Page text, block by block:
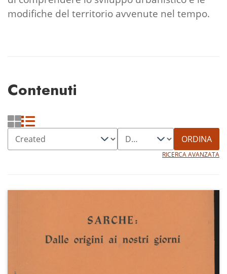
modifiche del territorio avvenute nel tempo.
Contenuti
ORDINA
RICERCA AVANZATA